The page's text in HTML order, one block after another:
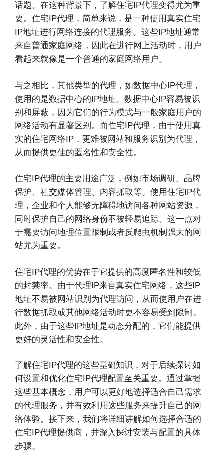
话题。在这种背景下，了解住宅IP代理变得尤为重
要。住宅IP代理，简单来说，是一种使用真实住宅
IP地址进行网络连接的代理服务。这些IP地址通常
来自普通家庭网络，因此在进行网上活动时，用户
看起来就像是一个普通的家庭网络用户。
与之相比，其他类型的代理，如数据中心IP代理，
使用的是数据中心的IP地址。数据中心IP容易被识
别和屏蔽，因为它们的行为模式与一般家庭用户的
网络活动有显著区别。而住宅IP代理，由于使用真
实的住宅网络IP，更难被网站和服务识别为代理，
从而提供更佳的匿名性和安全性。
住宅IP代理的主要用途广泛，例如市场调研、品牌
保护、社交媒体管理、内容抓取等。使用住宅IP代
理，企业和个人能够无障碍地访问各种网站资源，
同时保护自己的网络身份不被轻易追踪。这一点对
于需要访问地理位置限制或者反爬虫机制强大的网
站尤为重要。
住宅IP代理的优势在于它提供的高度匿名性和较低
的封禁率。由于代理IP来自真实住宅网络，这些IP
地址不易被网站识别为代理访问，从而使用户在进
行数据抓取或其他网络活动时更不容易受到限制。
此外，由于这些IP地址是动态分配的，它们能提供
更好的灵活性和安全性。
了解住宅IP代理的这些基础知识，对于后续探讨如
何设置和优化住宅IP代理配置至关重要。通过掌握
这些基本概念，用户可以更好地选择适合自己需求
的代理服务，并有效利用这些服务来提升自己的网
络体验。接下来，我们将详细讲解如何选择合适的
住宅IP代理提供商，并深入探讨安装与配置的具体
步骤。